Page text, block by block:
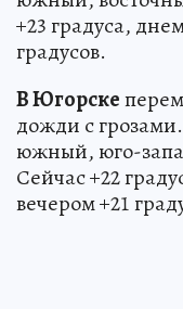
+23 градуса,
градусов.
В Югорске
дожди с
южный, юго-
Сейчас +22
вечером +21